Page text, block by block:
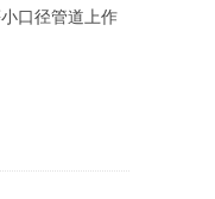
口径管道上作